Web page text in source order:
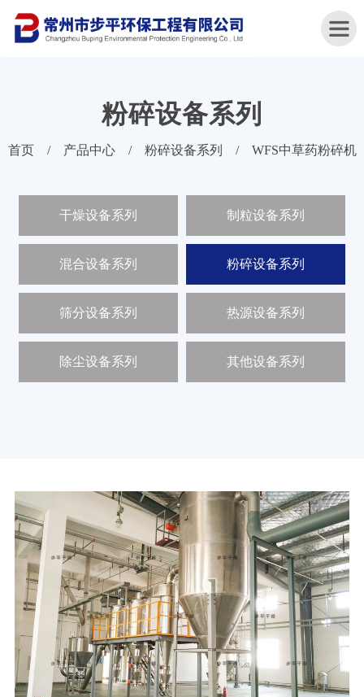
于
我
产
品
客
户
中
心
人
才
粉碎设备系列
首页/ 产品中心/ 粉碎设备系列 / WFS中草药粉碎机
干燥设备系列 制粒设备系列
混合设备系列 粉碎设备系列
筛分设备系列 热源设备系列
除尘设备系列 其他设备系列